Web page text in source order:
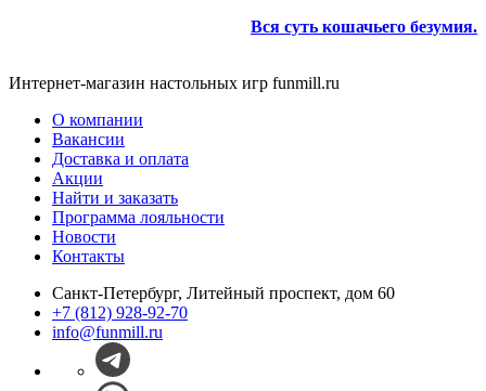
Вся суть кошачьего безумия.
Интернет-магазин настольных игр funmill.ru
О компании
Вакансии
Доставка и оплата
Акции
Найти и заказать
Программа лояльности
Новости
Контакты
Санкт-Петербург, Литейный проспект, дом 60
+7 (812) 928-92-70
info@funmill.ru